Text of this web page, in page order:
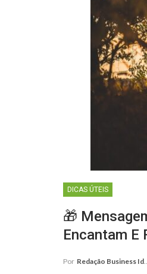
DICAS ÚTEIS
🎁
Encantam E
Por Redação Business Ideas